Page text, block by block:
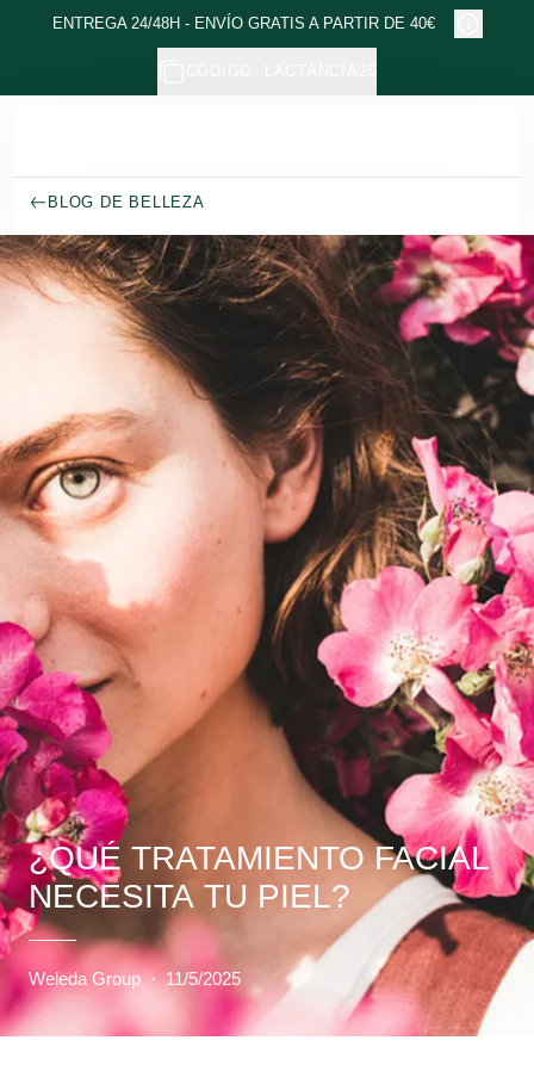
Ir al contenido principal
ENTREGA 24/48H - ENVÍO GRATIS A PARTIR DE 40€
BLOG DE BELLEZA
¿QUÉ TRATAMIENTO FACIAL
NECESITA TU PIEL?
Weleda Group · 11/5/2025